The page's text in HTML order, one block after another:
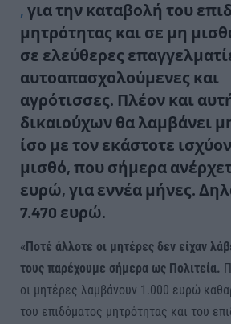
, για την καταβολή του
μητρότητας και σε μη
σε ελεύθερες
αυτοαπασχολούμενες και
αγρότισσες. Πλέον και
δικαιούχων θα λαμβάνει
ίσο με τον εκάστοτε
μισθό, που σήμερα
ευρώ, για εννέα μήνες.
7.470 ευρώ.
«Ποτέ άλλοτε οι μητέρες δεν είχαν
τους παρέχουμε σήμερα ως Πολιτεία.
οι μητέρες λαμβάνουν 1.000 ευρώ
του επιδόματος μητρότητας και του